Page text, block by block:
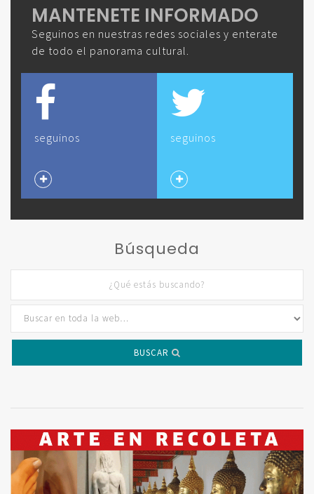
MANTENETE INFORMADO
Seguinos en nuestras redes sociales y enterate
de todo el panorama cultural.
seguinos seguinos
Búsqueda
BUSCAR